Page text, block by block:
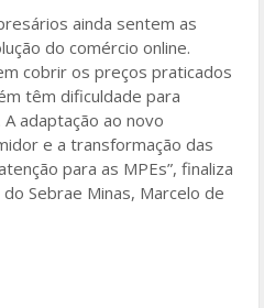
ainda sentem as
do comércio online.
cobrir os preços praticados
têm dificuldade para
adaptação ao novo
e a transformação das
para as MPEs”, finaliza
Sebrae Minas, Marcelo de